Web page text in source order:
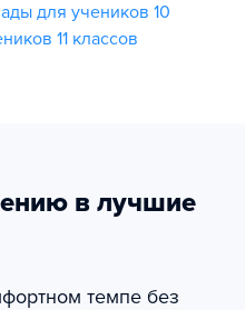
для учеников 10
11 классов
в лучшие
темпе без